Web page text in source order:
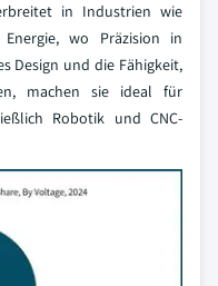
in Industrien wie
wo Präzision in
Design und die Fähigkeit,
machen sie ideal für
Robotik und CNC-